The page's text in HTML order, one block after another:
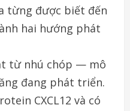
từng được biết đến
hai hướng phát
từ nhú chóp — mô
đang phát triển.
CXCL12 và có